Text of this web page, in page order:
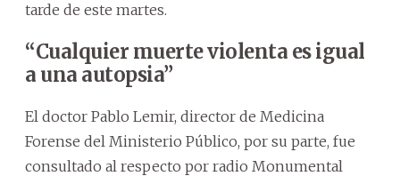
tarde de este martes.
“Cualquier muerte violenta es igual
a una autopsia”
El doctor Pablo Lemir, director de Medicina
Forense del Ministerio Público, por su parte, fue
consultado al respecto por radio Monumental